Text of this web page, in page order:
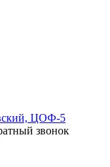
ЦОФ-5
звонок